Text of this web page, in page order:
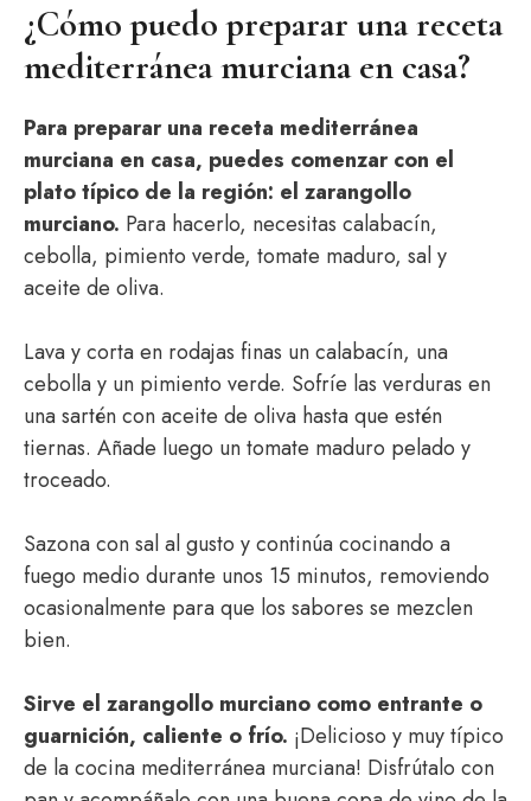
¿Cómo puedo preparar una receta
mediterránea murciana en casa?
Para preparar una receta mediterránea
murciana en casa, puedes comenzar con el
plato típico de la región: el zarangollo
murciano. Para hacerlo, necesitas calabacín,
cebolla, pimiento verde, tomate maduro, sal y
aceite de oliva.
Lava y corta en rodajas finas un calabacín, una
cebolla y un pimiento verde. Sofríe las verduras en
una sartén con aceite de oliva hasta que estén
tiernas. Añade luego un tomate maduro pelado y
troceado.
Sazona con sal al gusto y continúa cocinando a
fuego medio durante unos 15 minutos, removiendo
ocasionalmente para que los sabores se mezclen
bien.
Sirve el zarangollo murciano como entrante o
guarnición, caliente o frío. ¡Delicioso y muy típico
de la cocina mediterránea murciana! Disfrútalo con